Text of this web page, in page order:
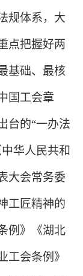
规体系，大
点把握好两
基础、最核
国工会章
台的“一办法
华人民共和
大会常务委
工匠精神的
例》《湖北
工会条例》